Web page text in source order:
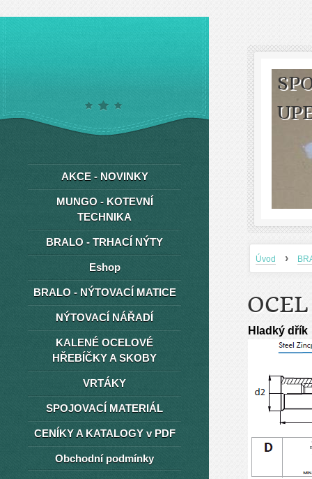
Úvod ›
Hladký dřík
AKCE - NOVINKY
MUNGO - KOTEVNÍ
TECHNIKA
BRALO - TRHACÍ NÝTY
Eshop
BRALO - NÝTOVACÍ MATICE
NÝTOVACÍ NÁŘADÍ
KALENÉ OCELOVÉ
HŘEBÍČKY A SKOBY
VRTÁKY
SPOJOVACÍ MATERIÁL
CENÍKY A KATALOGY v PDF
Obchodní podmínky